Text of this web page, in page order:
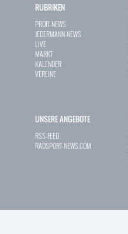
RUBRIKEN
PROFI-NEWS
JEDERMANN-NEWS
LIVE
MARKT
KALENDER
VEREINE
UNSERE ANGEBOTE
RSS-FEED
RADSPORT-NEWS.COM